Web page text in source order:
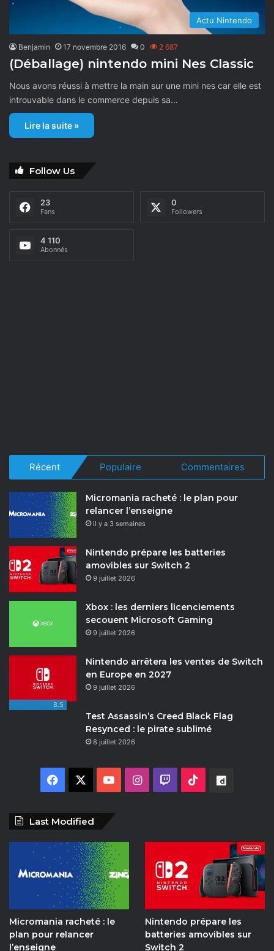
Actu Nintendo
Benjamin 17 novembre 2016 0 2 687
(Déballage) nintendo mini Nes Classic
Nous avons réussi à mettre la main sur une mini nes car elle est
introuvable dans le commerce depuis sa…
Lire la suite »
Follow Us
23
Fans
0
Followers
4 110
Abonnés
Récent Populaire Commentaires
Micromania racheté : le plan pour
relancer l’enseigne
il y a 3 semaines
Nintendo prépare les batteries
amovibles sur Switch 2
9 juillet 2026
Xbox : les derniers licenciements
secouent Microsoft Gaming
9 juillet 2026
Nintendo arrêtera les ventes de Switch
en Europe en 2027
9 juillet 2026
8.5
Test Assassin’s Creed Black Flag
Resynced : le pirate sublimé
8 juillet 2026
c
b
o
o
T
u
b
e
I
r
c
o
k
y
m
o
Last Modified
Micromania racheté : le
plan pour relancer
l’enseigne
Nintendo prépare les
batteries amovibles sur
Switch 2